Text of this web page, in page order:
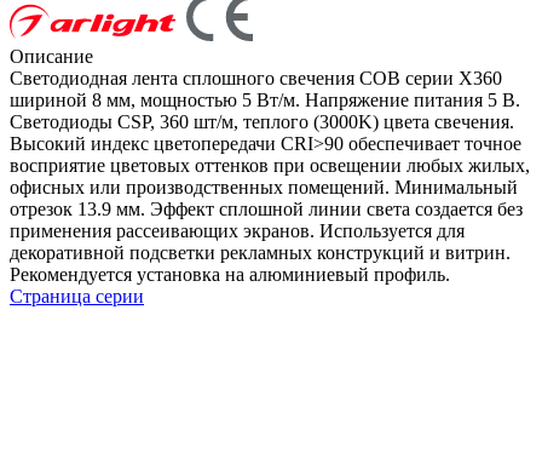
Описание
Светодиодная лента сплошного свечения COB серии X360
шириной 8 мм, мощностью 5 Вт/м. Напряжение питания 5 В.
Светодиоды CSP, 360 шт/м, теплого (3000K) цвета свечения.
Высокий индекс цветопередачи CRI>90 обеспечивает точное
восприятие цветовых оттенков при освещении любых жилых,
офисных или производственных помещений. Минимальный
отрезок 13.9 мм. Эффект сплошной линии света создается без
применения рассеивающих экранов. Используется для
декоративной подсветки рекламных конструкций и витрин.
Рекомендуется установка на алюминиевый профиль.
Страница серии